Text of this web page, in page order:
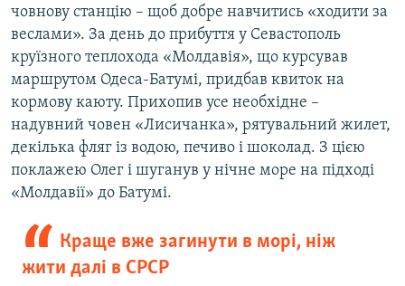
човнову станцію – щоб добре навчитись «ходити за
веслами». За день до прибуття у Севастополь
круїзного теплохода «Молдавія», що курсував
маршрутом Одеса-Батумі, придбав квиток на
кормову каюту. Прихопив усе необхідне –
надувний човен «Лисичанка», рятувальний жилет,
декілька фляг із водою, печиво і шоколад. З цією
поклажею Олег і шуганув у нічне море на підході
«Молдавії» до Батумі.
Краще вже загинути в морі, ніж
жити далі в СРСР